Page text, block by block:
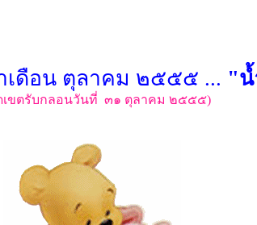
เดือน ตุลาคม ๒๕๕๕ ... "น้
เขตรับกลอนวันที่ ๓๑ ตุลาคม ๒๕๕๕)